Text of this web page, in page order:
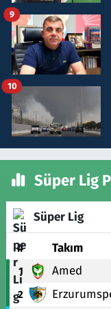
9
10
Süper Lig
Süper Lig
# Takım
1 Amed
2